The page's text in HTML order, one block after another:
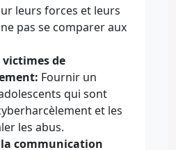
leurs forces et leurs
pas se comparer aux
de
Fournir un
qui sont
et les
les abus.
communication